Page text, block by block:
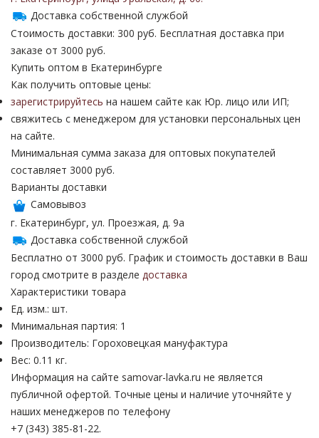
Доставка собственной службой
Стоимость доставки: 300 руб. Бесплатная доставка при
заказе от 3000 руб.
Купить оптом в Екатеринбурге
Как получить оптовые цены:
зарегистрируйтесь на нашем сайте как Юр. лицо или ИП;
свяжитесь с менеджером для установки персональных цен
на сайте.
Минимальная сумма заказа для оптовых покупателей
составляет 3000 руб.
Варианты доставки
Самовывоз
г. Екатеринбург, ул. Проезжая, д. 9а
Доставка собственной службой
Бесплатно от 3000 руб. График и стоимость доставки в Ваш
город смотрите в разделе доставка
Характеристики товара
Ед. изм.: шт.
Минимальная партия: 1
Производитель: Гороховецкая мануфактура
Вес: 0.11 кг.
Информация на сайте samovar-lavka.ru не является
публичной офертой. Точные цены и наличие уточняйте у
наших менеджеров по телефону
+7 (343) 385-81-22.